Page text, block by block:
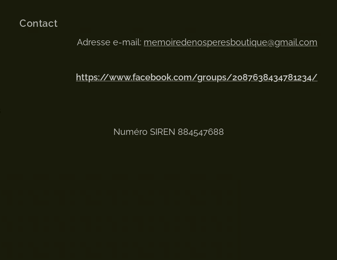
Contact
Adresse e-mail: memoiredenosperesboutique@gmail.com
https://www.facebook.com/groups/2087638434781234/
Numéro SIREN 884547688